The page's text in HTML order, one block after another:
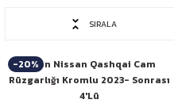
Far Ampulleri
SIRALA
-20%
Niken Nissan Qashqai Cam
Rüzgarlığı Kromlu 2023- Sonrası
4'Lü